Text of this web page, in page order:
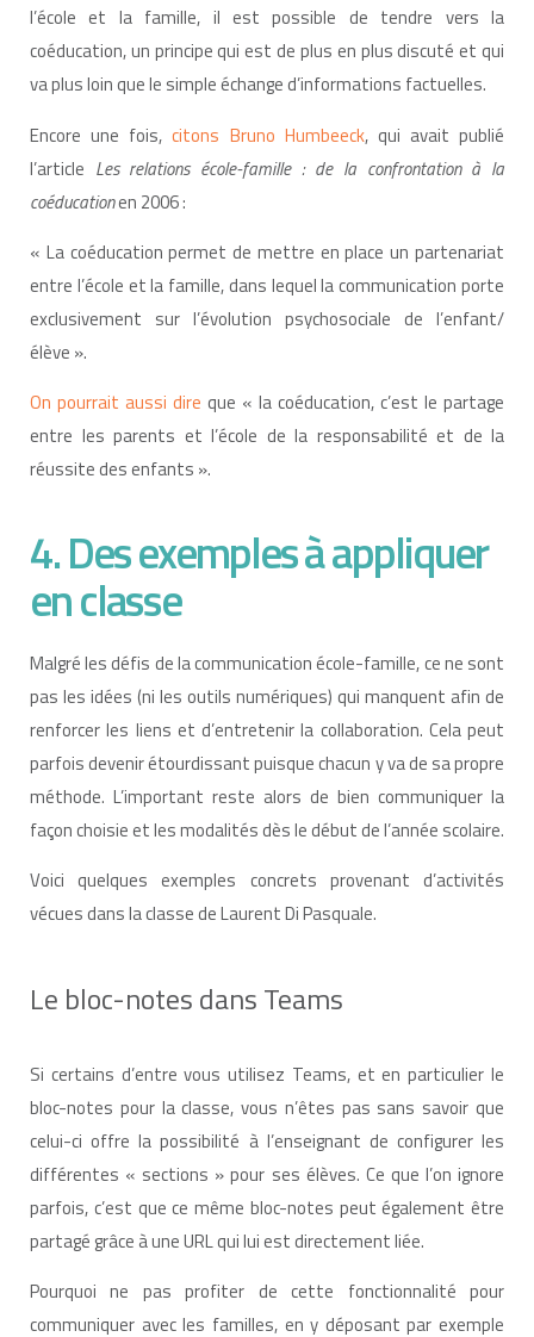
l’école et la famille, il est possible de tendre vers la
coéducation, un principe qui est de plus en plus discuté et qui
va plus loin que le simple échange d’informations factuelles.
Encore une fois,citons Bruno Humbeeck, qui avait publié
l’article Les relations école-famille : de la confrontation à la
coéducationen 2006 :
« La coéducation permet de mettre en place un partenariat
entre l’école et la famille, dans lequel la communication porte
exclusivement sur l’évolution psychosociale de l’enfant/
élève ».
On pourrait aussi dire que « la coéducation, c’est le partage
entre les parents et l’école de la responsabilité et de la
réussite des enfants ».
4. Des exemples à appliquer
en classe
Malgré les défis de la communication école-famille, ce ne sont
pas les idées (ni les outils numériques) qui manquent afin de
renforcer les liens et d’entretenir la collaboration. Cela peut
parfois devenir étourdissant puisque chacun y va de sa propre
méthode. L’important reste alors de bien communiquer la
façon choisie et les modalités dès le début de l’année scolaire.
Voici quelques exemples concrets provenant d’activités
vécues dans la classe de Laurent Di Pasquale.
Le bloc-notes dans Teams
Si certains d’entre vous utilisez Teams, et en particulier le
bloc-notes pour la classe, vous n’êtes pas sans savoir que
celui-ci offre la possibilité à l’enseignant de configurer les
différentes « sections » pour ses élèves. Ce que l’on ignore
parfois, c’est que ce même bloc-notes peut également être
partagé grâce à une URL qui lui est directement liée.
Pourquoi ne pas profiter de cette fonctionnalité pour
communiquer avec les familles, en y déposant par exemple